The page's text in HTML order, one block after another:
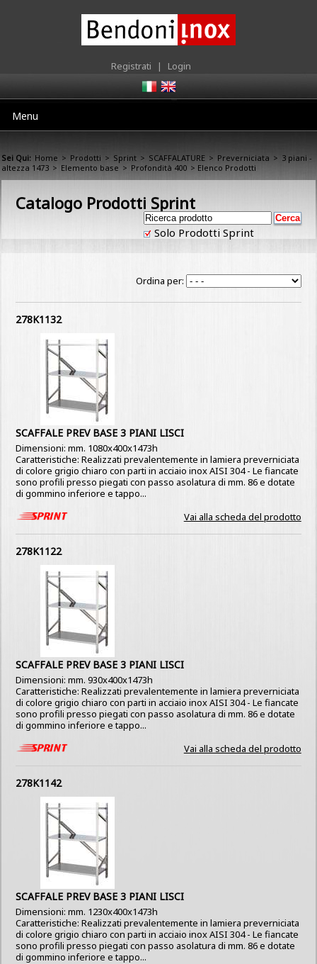
Registrati | Login
Menu
Sei Qui: Home > Prodotti > Sprint > SCAFFALATURE > Preverniciata > 3 piani -
altezza 1473 > Elemento base > Profondità 400 > Elenco Prodotti
Catalogo Prodotti Sprint
Solo Prodotti Sprint
Ordina per:
278K1132
SCAFFALE PREV BASE 3 PIANI LISCI
Dimensioni: mm. 1080x400x1473h
Caratteristiche: Realizzati prevalentemente in lamiera preverniciata
di colore grigio chiaro con parti in acciaio inox AISI 304 - Le fiancate
sono profili presso piegati con passo asolatura di mm. 86 e dotate
di gommino inferiore e tappo...
Vai alla scheda del prodotto
278K1122
SCAFFALE PREV BASE 3 PIANI LISCI
Dimensioni: mm. 930x400x1473h
Caratteristiche: Realizzati prevalentemente in lamiera preverniciata
di colore grigio chiaro con parti in acciaio inox AISI 304 - Le fiancate
sono profili presso piegati con passo asolatura di mm. 86 e dotate
di gommino inferiore e tappo...
Vai alla scheda del prodotto
278K1142
SCAFFALE PREV BASE 3 PIANI LISCI
Dimensioni: mm. 1230x400x1473h
Caratteristiche: Realizzati prevalentemente in lamiera preverniciata
di colore grigio chiaro con parti in acciaio inox AISI 304 - Le fiancate
sono profili presso piegati con passo asolatura di mm. 86 e dotate
di gommino inferiore e tappo...